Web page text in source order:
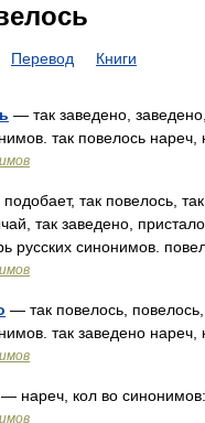
Перевод Книги
— так заведено,
так повелось
так повелось,
так заведено,
русских синонимов.
— так повелось,
так заведено
— нареч, кол во